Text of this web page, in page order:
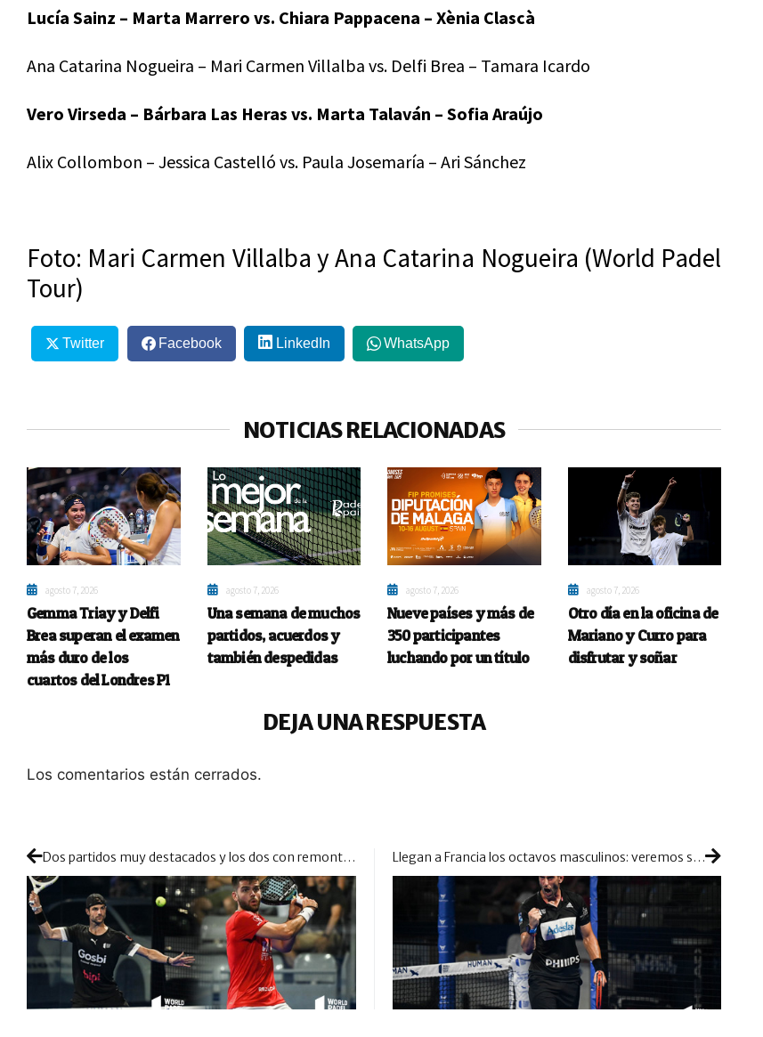
Lucía Sainz – Marta Marrero vs. Chiara Pappacena – Xènia Clascà
Ana Catarina Nogueira – Mari Carmen Villalba vs. Delfi Brea – Tamara Icardo
Vero Virseda – Bárbara Las Heras vs. Marta Talaván – Sofia Araújo
Alix Collombon – Jessica Castelló vs. Paula Josemaría – Ari Sánchez
Foto: Mari Carmen Villalba y Ana Catarina Nogueira (World Padel
Tour)
Twitter Facebook LinkedIn WhatsApp
NOTICIAS RELACIONADAS
agosto 7, 2026
Gemma Triay y Delfi
Brea superan el examen
más duro de los
cuartos del Londres P1
agosto 7, 2026
Una semana de muchos
partidos, acuerdos y
también despedidas
agosto 7, 2026
Nueve países y más de
350 participantes
luchando por un título
agosto 7, 2026
Otro día en la oficina de
Mariano y Curro para
disfrutar y soñar
DEJA UNA RESPUESTA
Los comentarios están cerrados.
Dos partidos muy destacados y los dos con remontadas nivel cinco estrellas Llegan a Francia los octavos masculinos: veremos si se produce alguna baja entre los cabezas de serie